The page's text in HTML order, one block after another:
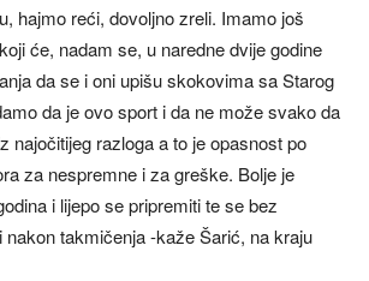
hajmo reći, dovoljno zreli. Imamo još
će, nadam se, u naredne dvije godine
da se i oni upišu skokovima sa Starog
da je ovo sport i da ne može svako da
najočitijeg razloga a to je opasnost po
za nespremne i za greške. Bolje je
i lijepo se pripremiti te se bez
takmičenja -kaže Šarić, na kraju